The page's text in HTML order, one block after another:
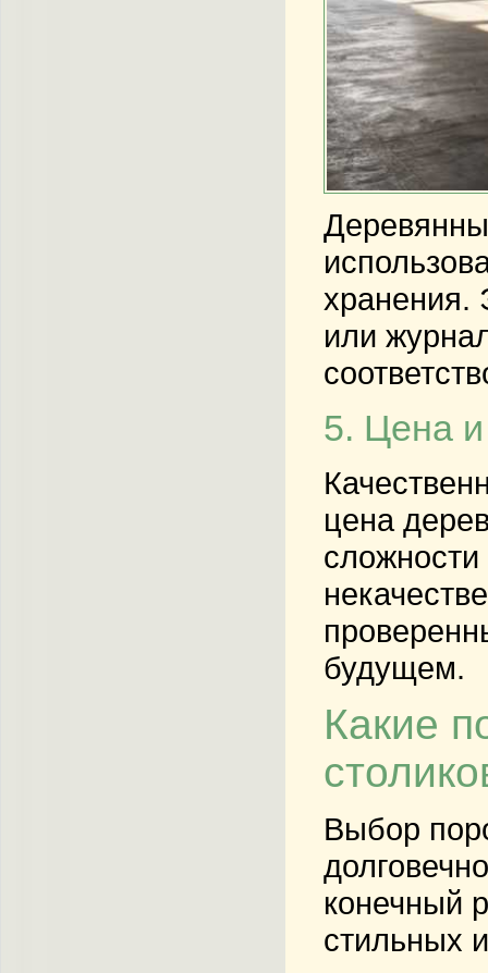
хранения.
или
5. Цена и
цена
будущем.
Какие
Выбор
конечный
стильных